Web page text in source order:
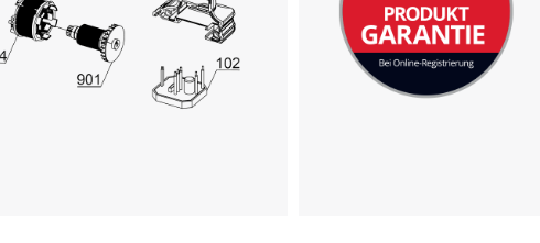
Powered by
Usercentrics Consent
Management Platform